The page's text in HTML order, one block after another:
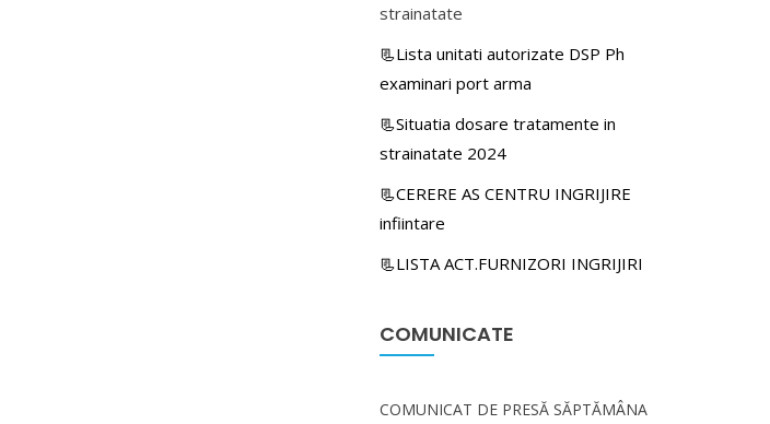
strainatate
📃Lista unitati autorizate DSP Ph
examinari port arma
📃Situatia dosare tratamente in
strainatate 2024
📃CERERE AS CENTRU INGRIJIRE
infiintare
📃LISTA ACT.FURNIZORI INGRIJIRI
COMUNICATE
COMUNICAT DE PRESĂ SĂPTĂMÂNA